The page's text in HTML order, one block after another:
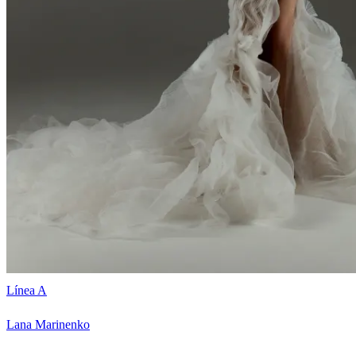
Línea A
Lana Marinenko